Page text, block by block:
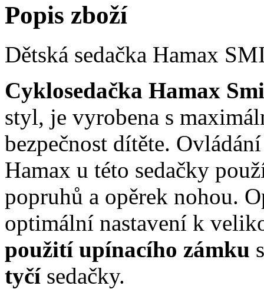
Popis zboží
Dětská sedačka Hamax
Cyklosedačka Hamax
styl, je vyrobena s
bezpečnost dítěte.
Hamax u této sedačky
popruhů a opěrek nohou.
optimální nastavení k
použití upínacího zámku
tyčísedačky.